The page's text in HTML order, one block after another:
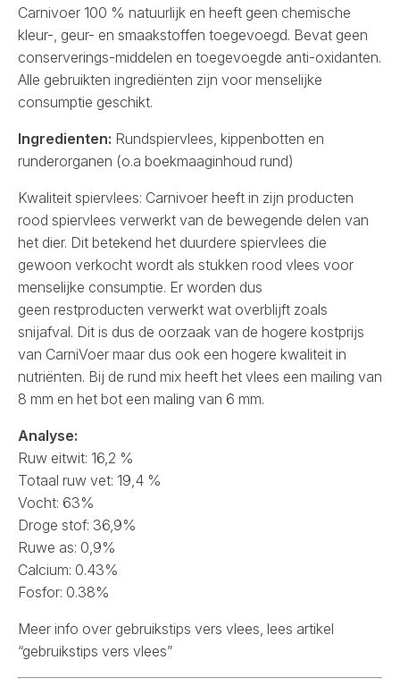
Carnivoer 100 % natuurlijk en heeft geen chemische
kleur-, geur- en smaakstoffen toegevoegd. Bevat geen
conserverings-middelen en toegevoegde anti-oxidanten.
Alle gebruikten ingrediënten zijn voor menselijke
consumptie geschikt.
Ingredienten: Rundspiervlees, kippenbotten en
runderorganen (o.a boekmaaginhoud rund)
Kwaliteit spiervlees: Carnivoer heeft in zijn producten
rood spiervlees verwerkt van de bewegende delen van
het dier. Dit betekend het duurdere spiervlees die
gewoon verkocht wordt als stukken rood vlees voor
menselijke consumptie. Er worden dus
geen restproducten verwerkt wat overblijft zoals
snijafval. Dit is dus de oorzaak van de hogere kostprijs
van CarniVoer maar dus ook een hogere kwaliteit in
nutriënten. Bij de rund mix heeft het vlees een mailing van
8 mm en het bot een maling van 6 mm.
Analyse:
Ruw eitwit: 16,2 %
Totaal ruw vet: 19,4 %
Vocht: 63%
Droge stof: 36,9%
Ruwe as: 0,9%
Calcium: 0.43%
Fosfor: 0.38%
Meer info over gebruikstips vers vlees, lees artikel
“gebruikstips vers vlees”